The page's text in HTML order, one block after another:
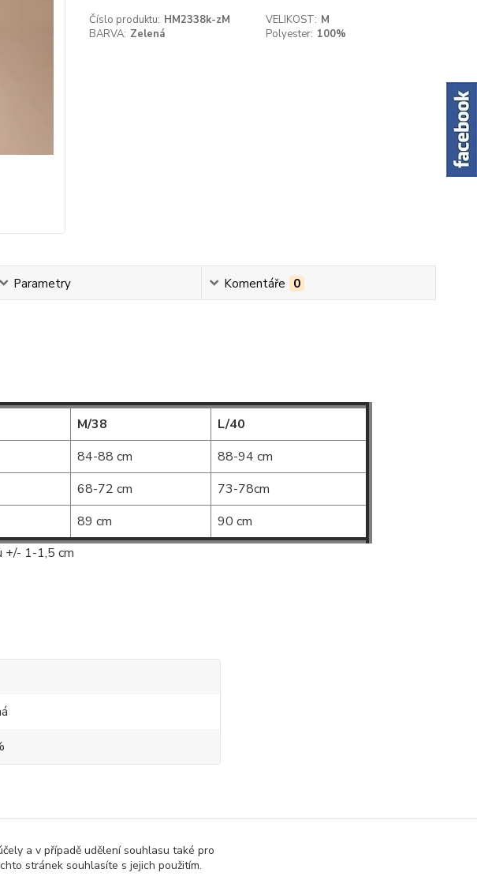
Číslo produktu: HM2338k-zM VELIKOST: M
BARVA: Zelená Polyester: 100%
Parametry Komentáře 0
M/38
L/40
84-88 cm
88-94 cm
68-72 cm
73-78cm
89 cm
90 cm
+/- 1-1,5 cm
a v případě udělení souhlasu také pro
stránek souhlasíte s jejich použitím.